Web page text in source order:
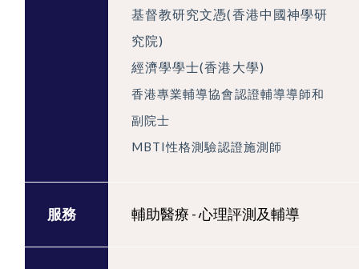
基督教研究文憑(香港中國神學研
究院)
經濟學學士(香港大學)
香港專業輔導協會認證輔導導師和
副院士
MBTI性格測驗認證施測師
服務 輔助醫療 - 心理評測及輔導